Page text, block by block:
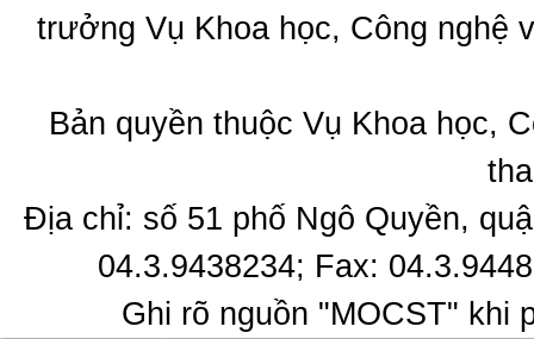
trưởng Vụ Khoa học, Công nghệ
Bản quyền thuộc Vụ Khoa học,
Địa chỉ: số 51 phố Ngô Quyền,
04.3.9438234; Fax:
Ghi rõ nguồn "MOCST" khi